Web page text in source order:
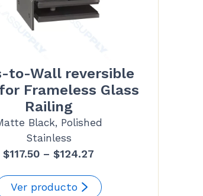
to-Wall reversible
Frameless Glass
Railing
Black, Polished
Stainless
$117.50 – $124.27
$117.50
Ver producto